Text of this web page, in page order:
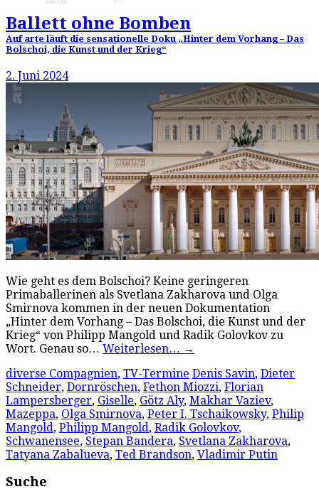
Ballett ohne Bomben
Auf arte läuft die sensationelle Doku „Hinter dem Vorhang – Das
Bolschoi, die Kunst und der Krieg“
2. Juni 2024
Wie geht es dem Bolschoi? Keine geringeren
Primaballerinen als Svetlana Zakharova und Olga
Smirnova kommen in der neuen Dokumentation
„Hinter dem Vorhang – Das Bolschoi, die Kunst und der
Krieg“ von Philipp Mangold und Radik Golovkov zu
Wort. Genau so… Weiterlesen… →
diverse Compagnien, TV-Termine Denis Savin, Dieter
Schneider, Dornröschen, Fethon Miozzi, Florian
Lampersberger, Giselle, Götz Aly, Makhar Vaziev,
Mazeppa, Olga Smirnova, Peter I. Tschaikowsky, Philip
Mangold, Philipp Mangold, Radik Golovkov,
Schwanensee, Stepan Bandera, Svetlana Zakharova,
Tatyana Zabalueva, Ted Brandson, Vladimir Putin
Suche